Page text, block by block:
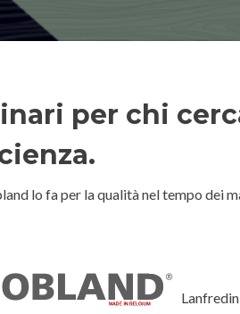
per chi
lo fa per la qualità nel tempo dei